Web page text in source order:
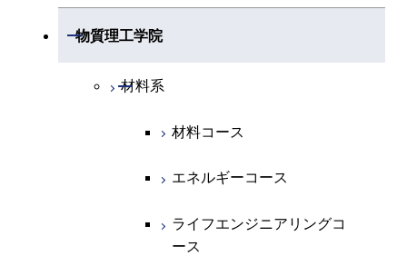
機械系
開閉
エネルギーコース
エンジニアリングデザイン
システム制御系
システム制御コース
エンジニアリングデザイン
電気電子系
電気電子コース
情報通信系
物質理工学院
開閉
材料系
開閉
材料コース
エネルギーコース
ライフエンジニアリングコ
ース